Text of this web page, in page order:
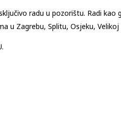
radu u pozorištu. Radi
u Zagrebu, Splitu, Osjeku, Velikoj